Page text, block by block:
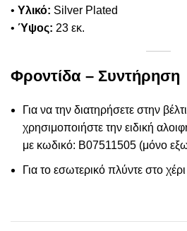
• Υλικό: Silver Plated
• Ύψος: 23 εκ.
Φροντίδα – Συντήρηση
Για να την διατηρήσετε στην
χρησιμοποιήστε την ειδική
με κωδικό: B07511505 (μόνο
Για το εσωτερικό πλύντε στο